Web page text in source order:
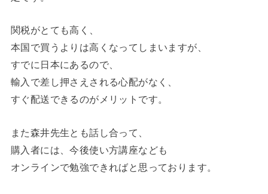
関税がとても高く、
本国で買うよりは高くなってしまいますが、
すでに日本にあるので、
輸入で差し押さえされる心配がなく、
すぐ配送できるのがメリットです。
また森井先生とも話し合って、
購入者には、今後使い方講座なども
オンラインで勉強できればと思っております。